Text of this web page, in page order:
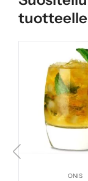
tuotteelle
ONIS